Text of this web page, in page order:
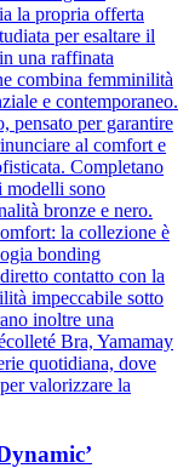
la propria offerta
per esaltare il
una raffinata
combina femminilità
e contemporaneo.
pensato per garantire
al comfort e
Completano
modelli sono
bronze e nero.
la collezione è
bonding
contatto con la
impeccabile sotto
inoltre una
Bra, Yamamay
quotidiana, dove
valorizzare la